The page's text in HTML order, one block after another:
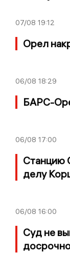
07/08 19:12
Орел
06/08 18:29
БАРС-
06/08 17:00
Станцию
делу
06/08 16:00
Суд не